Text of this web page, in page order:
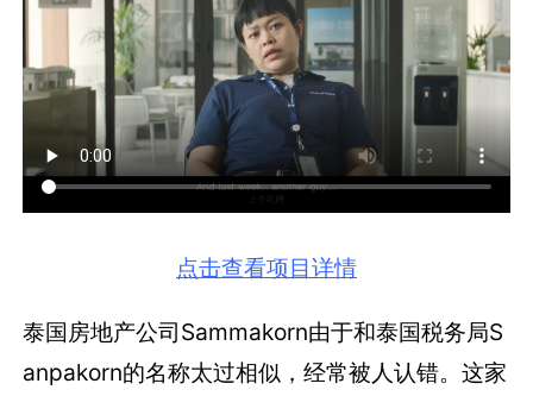
点击查看项目详情
泰国房地产公司Sammakorn由于和泰国税务局S
anpakorn的名称太过相似，经常被人认错。这家